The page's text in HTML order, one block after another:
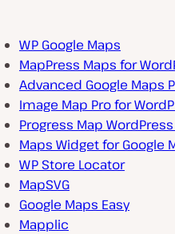
WP Google Maps
MapPress Maps for
Advanced Google Maps
Image Map Pro for
Progress Map
Maps Widget for Google
WP Store Locator
MapSVG
Google Maps Easy
Mapplic